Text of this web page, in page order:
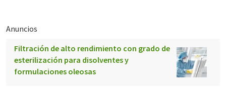
Anuncios
Filtración de alto rendimiento con grado de
esterilización para disolventes y
formulaciones oleosas